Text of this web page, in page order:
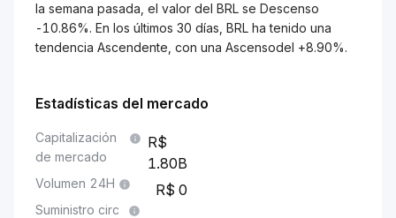
la semana pasada, el valor del BRL se Descenso
-10.86%. En los últimos 30 días, BRL ha tenido una
tendencia Ascendente, con una Ascensodel +8.90%.
Estadísticas del mercado
Capitalización
de mercado
1.80B
Volumen 24H 0
Suministro circ